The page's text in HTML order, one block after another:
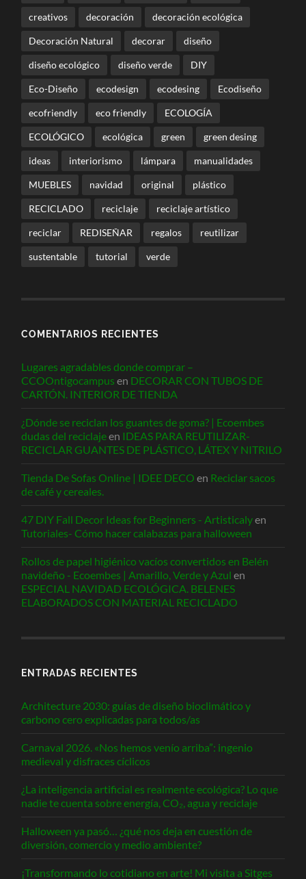
creativos decoración decoración ecológica
Decoración Natural decorar diseño
diseño ecológico diseño verde DIY
Eco-Diseño ecodesign ecodesing Ecodiseño
ecofriendly eco friendly ECOLOGÍA
ECOLÓGICO ecológica green green desing
ideas interiorismo lámpara manualidades
MUEBLES navidad original plástico
RECICLADO reciclaje reciclaje artístico
reciclar REDISEÑAR regalos reutilizar
sustentable tutorial verde
COMENTARIOS RECIENTES
Lugares agradables donde comprar –
CCOOntigocampus en DECORAR CON TUBOS DE
CARTÓN. INTERIOR DE TIENDA
¿Dónde se reciclan los guantes de goma? | Ecoembes
dudas del reciclajeen IDEAS PARA REUTILIZAR-
RECICLAR GUANTES DE PLÁSTICO, LÁTEX Y NITRILO
Tienda De Sofas Online | IDEE DECO en Reciclar sacos
de café y cereales.
47 DIY Fall Decor Ideas for Beginners - Artisticalyen
Tutoriales- Cómo hacer calabazas para halloween
Rollos de papel higiénico vacíos convertidos en Belén
navideño - Ecoembes | Amarillo, Verde y Azul en
ESPECIAL NAVIDAD ECOLÓGICA. BELENES
ELABORADOS CON MATERIAL RECICLADO
ENTRADAS RECIENTES
Architecture 2030: guías de diseño bioclimático y
carbono cero explicadas para todos/as
Carnaval 2026. «Nos hemos venío arriba”: ingenio
medieval y disfraces cíclicos
¿La inteligencia artificial es realmente ecológica? Lo que
nadie te cuenta sobre energía, CO₂, agua y reciclaje
Halloween ya pasó… ¿qué nos deja en cuestión de
diversión, comercio y medio ambiente?
¡Transformando lo cotidiano en arte! Mi visita a Sitges